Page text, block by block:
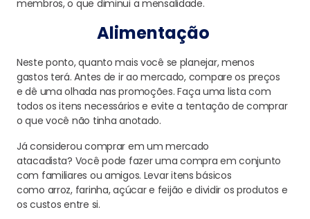
membros,o que diminui a mensalidade.
Alimentação
Neste ponto, quanto mais você se planejar, menos
gastos terá. Antes de ir ao mercado, compare os preços
edê uma olhada nas promoções.Faça uma lista com
todos os itens necessários e evite a tentação de comprar
o quevocê não tinha anotado.
Já considerou comprar em um mercado
atacadista? Vocêpode fazer uma compra em conjunto
com familiares ou amigos. Levar itens básicos
como arroz, farinha,açúcar e feijão e dividir os produtos e
os custos entre si.